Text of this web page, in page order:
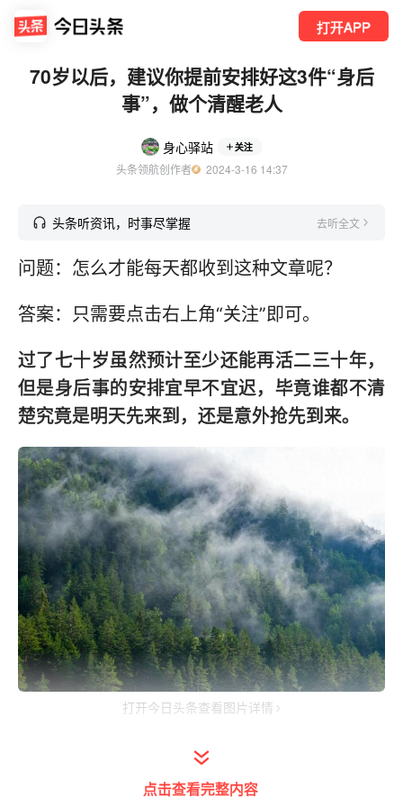
打开APP
70岁以后，建议你提前安排好这3件“身后
事”，做个清醒老人
身心驿站 关注
头条领航创作者
  2024-3-16 14:37
头条听资讯，时事尽掌握 去听全文
问题：怎么才能每天都收到这种文章呢？
答案：只需要点击右上角“关注”即可。
过了七十岁虽然预计至少还能再活二三十年，
但是身后事的安排宜早不宜迟，毕竟谁都不清
楚究竟是明天先来到，还是意外抢先到来。
打开今日头条查看图片详情
现在殡葬方式多元化，如果把选择的机会遗留
点击查看完整内容